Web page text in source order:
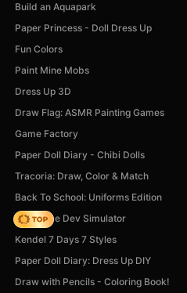
Build an Aquapark
Paper Princess - Doll Dress Up
Fun Colors
Paint Mine Mobs
Dress Up 3D
Draw Flag: ASMR Painting Games
Game Factory
Paper Doll Diary - Chibi Dolls
Tracoria: Draw, Color & Match
Back To School: Uniforms Edition
Idle Game Dev Simulator
Kendel 7 Days 7 Styles
Paper Doll Diary: Dress Up DIY
Draw with Pencils - Coloring Book!